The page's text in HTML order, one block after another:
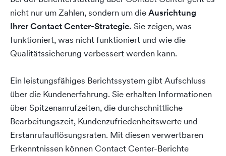
nicht nur um Zahlen, sondern um dieAusrichtung
Ihrer Contact Center-Strategie. Sie zeigen, was
funktioniert, was nicht funktioniert und wie die
Qualitätssicherung verbessert werden kann.
Ein leistungsfähiges Berichtssystem gibt Aufschluss
über die Kundenerfahrung. Sie erhalten Informationen
über Spitzenanrufzeiten, die durchschnittliche
Bearbeitungszeit, Kundenzufriedenheitswerte und
Erstanrufauflösungsraten. Mit diesen verwertbaren
Erkenntnissen können Contact Center-Berichte